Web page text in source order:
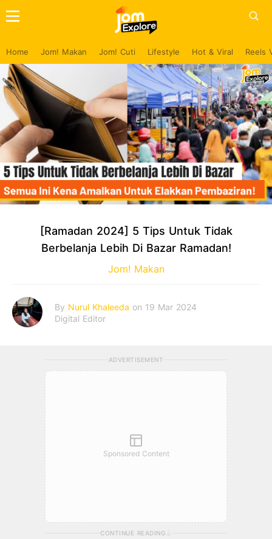
Home Jom! Makan Jom! Cuti Lifestyle Hot & Viral Reels
[Ramadan 2024] 5 Tips Untuk Tidak
Berbelanja Lebih Di Bazar Ramadan!
Jom! Makan
By Nurul Khaleeda on 19 Mar 2024
Digital Editor
ADVERTISEMENT
Sponsored Content
CONTINUE READING